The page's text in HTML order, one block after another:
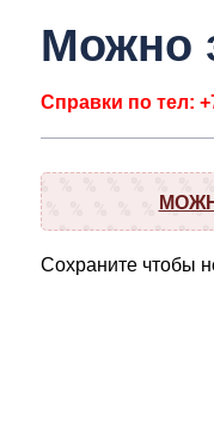
Можно
Справки по тел:
Сохраните чтобы